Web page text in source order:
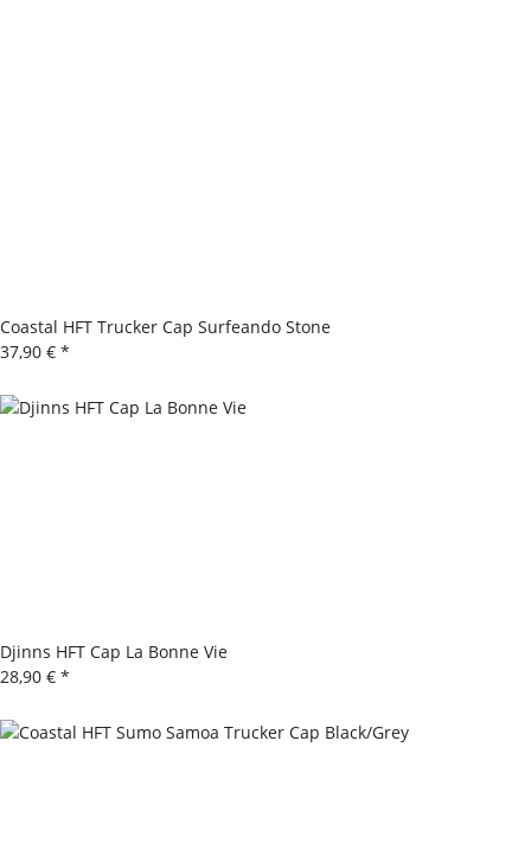
Coastal HFT Trucker Cap Surfeando Stone
37,90 € *
Djinns HFT Cap La Bonne Vie
28,90 € *